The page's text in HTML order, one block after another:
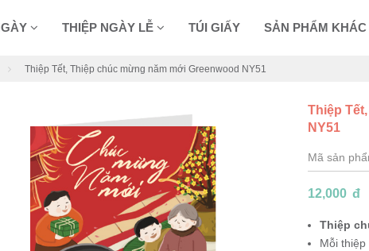
THIỆP NGÀY LỄ TÚI GIẤY SẢN PHẨM KHÁC
Thiệp Tết, Thiệp chúc mừng năm mới Greenwood NY51
Thiệp
NY51
Mã sản
12,000 đ
Thiệp
Mỗi